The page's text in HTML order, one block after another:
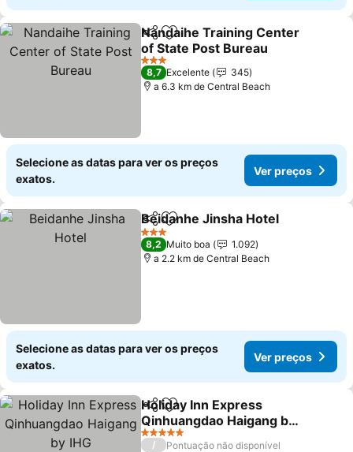
PartilharAdicionar aos favoritos
Nandaihe Training Center
of State Post Bureau
Ver preços
3 Estrelas
8,7 Excelente
345
a 6.3 km de Central Beach
Selecione as datas para ver os preços
exatos.
Ver preços
PartilharAdicionar aos favoritos
Beidanhe Jinsha Hotel
3 Estrelas
8,2 Muito boa
1.092
a 2.2 km de Central Beach
Selecione as datas para ver os preços
exatos.
Ver preços
PartilharAdicionar aos favoritos
Holiday Inn Express
Qinhuangdao Haigang by
IHG
Ver preços
5 Estrelas
/
Pontuação não disponível